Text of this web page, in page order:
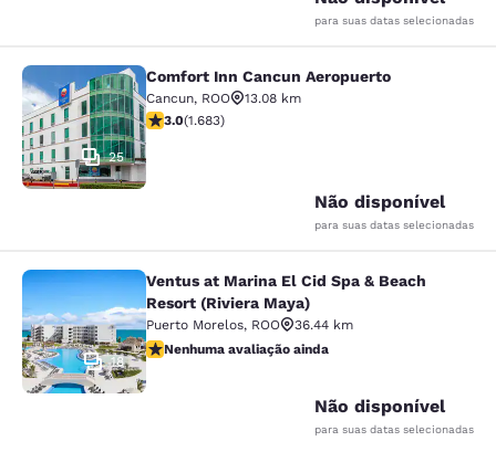
para suas datas selecionadas
Comfort Inn Cancun Aeropuerto
25
Comfort Inn Cancun Aeropuerto
Cancun, ROO
13.08 km
classificação 3.03 estrelas. Razoável. 1683 avaliações
3.0(1.683)
Não disponível
para suas datas selecionadas
Ventus at Marina El Cid Spa &
18
Ventus at Marina El Cid Spa & Beach
Resort (Riviera Maya)
Puerto Morelos, ROO
36.44 km
Nenhuma avaliação ainda
Nenhuma avaliação ainda
Não disponível
para suas datas selecionadas